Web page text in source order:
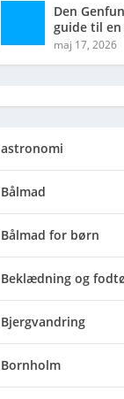
Den
guide til
maj 17, 2026
astronomi
Bålmad
Bålmad for børn
Beklædning og
Bjergvandring
Bornholm